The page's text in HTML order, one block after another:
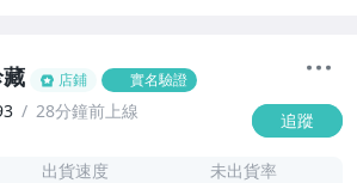
店鋪 實名驗證
28分鐘前上線 追蹤
出貨速度 未出貨率